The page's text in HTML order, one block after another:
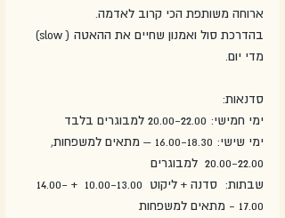
ארוחה משותפת הכי קרוב לאדמה.
בהדרכת סול ואמנון שחיים את ההאטה ( slow)
מדי יום.
סדנאות:
ימי חמישי: 20.00-22.00 למבוגרים בלבד
ימי שישי: 16.00-18.30 – מתאים למשפחות,
20.00-22.00  למבוגרים
שבתות:  סדנה + ליקוט  10.00-13.00  + 14.00-
17.00 - מתאים למשפחות